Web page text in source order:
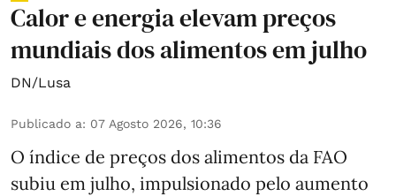
Calor e energia elevam preços
mundiais dos alimentos em julho
DN/Lusa
Publicado a: 07 Agosto 2026, 10:36
O índice de preços dos alimentos da FAO
subiu em julho, impulsionado pelo aumento